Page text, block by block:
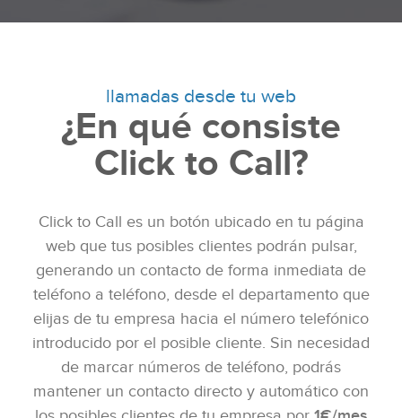
1€*/mes
por botón
llamadas desde tu web
¿En qué consiste
Click to Call?
Click to Call es un botón ubicado en tu página
web que tus posibles clientes podrán pulsar,
generando un contacto de forma inmediata de
teléfono a teléfono, desde el departamento que
elijas de tu empresa hacia el número telefónico
introducido por el posible cliente. Sin necesidad
de marcar números de teléfono, podrás
mantener un contacto directo y automático con